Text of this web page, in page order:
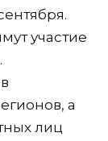
участие
а
лиц